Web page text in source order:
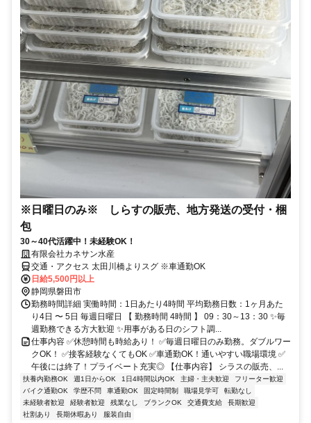
※日曜日のみ※ しらすの販売、地方発送の受付・梱
包
30～40代活躍中！未経験OK！
有限会社カネサン水産
交通・アクセス 太田川橋よりスグ ※車通勤OK
日給5,500円以上
静岡県磐田市
勤務時間詳細 実働時間：1日あたり4時間 平均勤務日数：1ヶ月あた
り4日 〜 5日 毎週日曜日 【 勤務時間 4時間 】 09：30～13：30 ✨毎
週勤務できる方大歓迎 ✨用事がある日のシフト調...
仕事内容 ✅休憩時間も時給あり！ ✅毎週日曜日のみ勤務。ダブルワー
クOK！ ✅接客経験なくてもOK ✅車通勤OK！通いやすい職場環境 ✅
午後には終了！プライベート充実◎ 【仕事内容】 シラスの販売、...
扶養内勤務OK 週1日からOK 1日4時間以内OK 主婦・主夫歓迎
フリーター歓迎
バイク通勤OK
学歴不問 車通勤OK 固定時間制 職場見学可
転勤なし
未経験者歓迎
経験者歓迎 残業なし ブランクOK 交通費支給
長期歓迎
社割あり
長期休暇あり 服装自由